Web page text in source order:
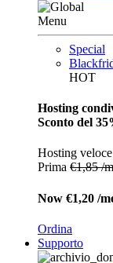
Menu
Special
HOT
Hosting
Sconto del
Hosting
Prima €1,85 /
Now €1,20 /
Ordina
Supporto